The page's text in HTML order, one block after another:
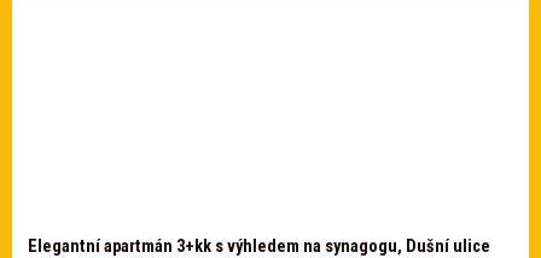
Elegantní apartmán 3+kk s výhledem na synagogu, Dušní ulice